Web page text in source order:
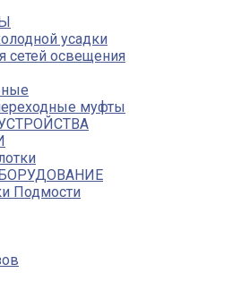
усадки
освещения
муфты
Подмости